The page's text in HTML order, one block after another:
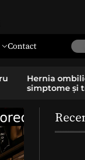
Contact
De la
Am School